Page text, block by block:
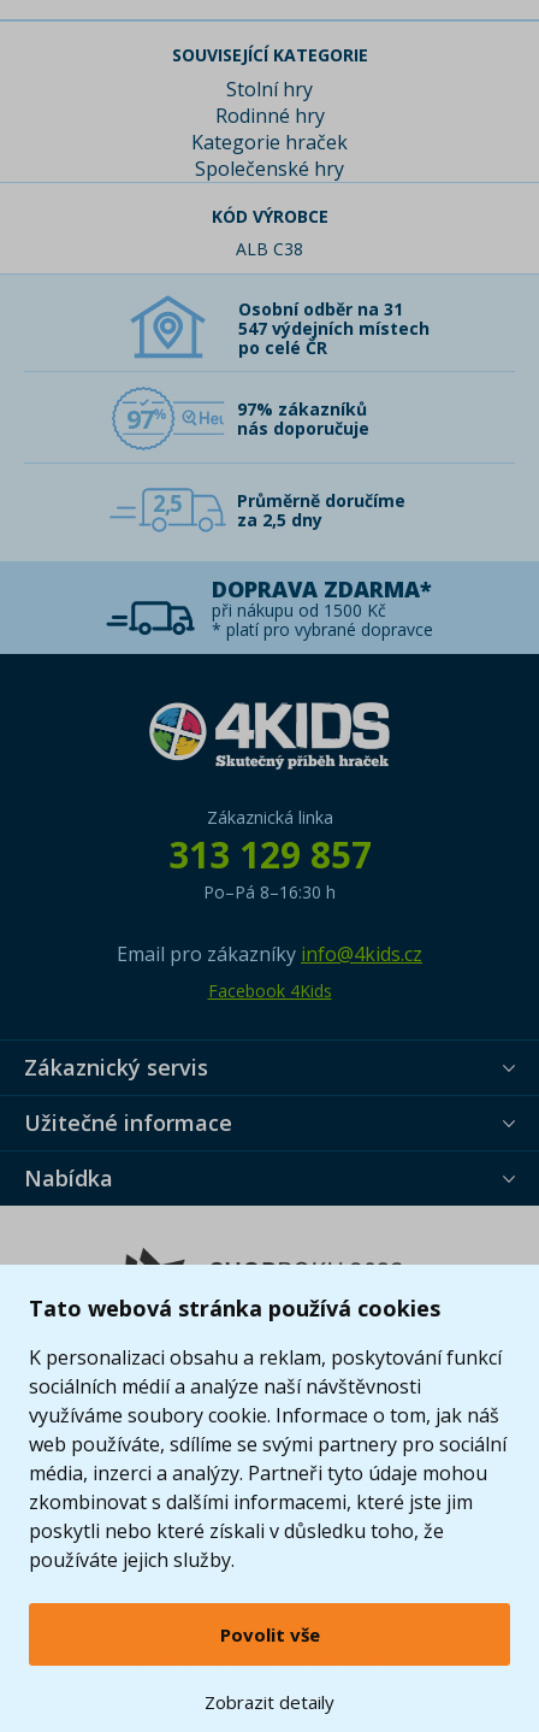
Tato webová stránka používá cookies
K personalizaci obsahu a reklam, poskytování funkcí
sociálních médií a analýze naší návštěvnosti
využíváme soubory cookie. Informace o tom, jak náš
web používáte, sdílíme se svými partnery pro sociální
média, inzerci a analýzy. Partneři tyto údaje mohou
zkombinovat s dalšími informacemi, které jste jim
poskytli nebo které získali v důsledku toho, že
používáte jejich služby.
Povolit vše
Zobrazit detaily
SOUVISEJÍCÍ KATEGORIE
Stolní hry
Rodinné hry
Kategorie hraček
Společenské hry
KÓD VÝROBCE
ALB C38
Osobní odběr na 31
547 výdejních místech
po celé ČR
97
97% zákazníků
nás doporučuje
2,5
Průměrně doručíme
za 2,5 dny
DOPRAVA ZDARMA*
při nákupu od 1500 Kč
* platí pro vybrané dopravce
Zákaznická linka
313 129 857
Po–Pá 8–16:30 h
Email pro zákazníky info@4kids.cz
Facebook 4Kids
Zákaznický servis
Užitečné informace
Nabídka
LEGO, logo LEGO a minifigurka jsou ochrannými známkami společnosti LEGO Group. ©
2024 The LEGO Group.